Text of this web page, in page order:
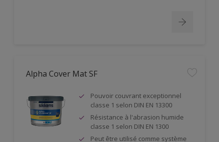
Alpha Cover Mat SF
Pouvoir couvrant exceptionnel
classe 1 selon DIN EN 13300
Résistance à l'abrasion humide
classe 1 selon DIN EN 1300
Peut être utilisé comme système